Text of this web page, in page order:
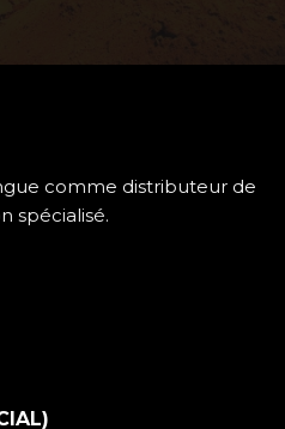
comme distributeur de
spécialisé.